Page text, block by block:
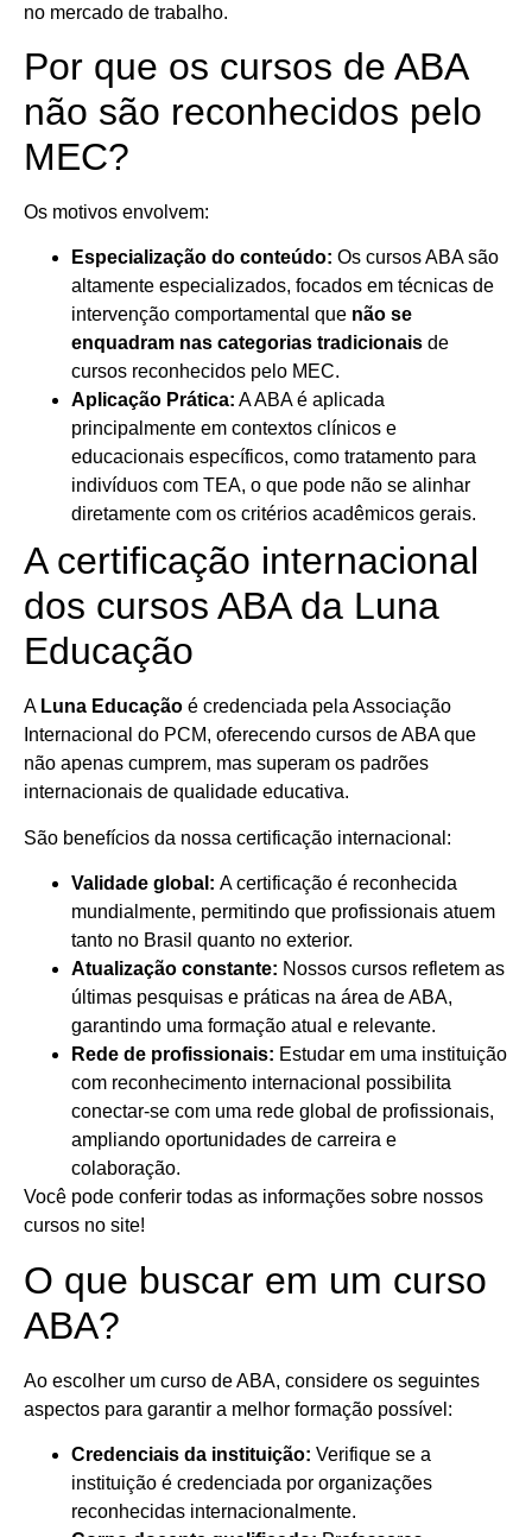
no mercado de trabalho.
Por que os cursos de ABA
não são reconhecidos pelo
MEC?
Os motivos envolvem:
Especialização do conteúdo: Os cursos ABA são
altamente especializados, focados em técnicas de
intervenção comportamental que não se
enquadram nas categorias tradicionais de
cursos reconhecidos pelo MEC.
Aplicação Prática: A ABA é aplicada
principalmente em contextos clínicos e
educacionais específicos, como tratamento para
indivíduos com TEA, o que pode não se alinhar
diretamente com os critérios acadêmicos gerais.
A certificação internacional
dos cursos ABA da Luna
Educação
A Luna Educação é credenciada pela Associação
Internacional do PCM, oferecendo cursos de ABA que
não apenas cumprem, mas superam os padrões
internacionais de qualidade educativa.
São benefícios da nossa certificação internacional:
Validade global: A certificação é reconhecida
mundialmente, permitindo que profissionais atuem
tanto no Brasil quanto no exterior.
Atualização constante: Nossos cursos refletem as
últimas pesquisas e práticas na área de ABA,
garantindo uma formação atual e relevante.
Rede de profissionais: Estudar em uma instituição
com reconhecimento internacional possibilita
conectar-se com uma rede global de profissionais,
ampliando oportunidades de carreira e
colaboração.
Você pode conferir todas as informações sobre nossos
cursos no site!
O que buscar em um curso
ABA?
Ao escolher um curso de ABA, considere os seguintes
aspectos para garantir a melhor formação possível:
Credenciais da instituição: Verifique se a
instituição é credenciada por organizações
reconhecidas internacionalmente.